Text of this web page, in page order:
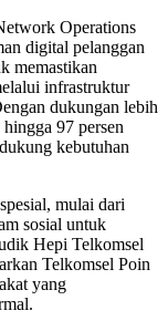
Operations
digital pelanggan
memastikan
infrastruktur
dukungan lebih
97 persen
kebutuhan
mulai dari
sosial untuk
Hepi Telkomsel
Telkomsel Poin
yang